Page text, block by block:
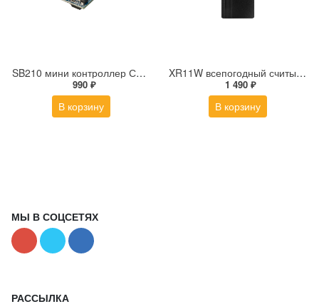
SB210 мини контроллер СКУД с поддержкой внешних считывателей
990 ₽
В корзину
XR11W всепогодный считыватель EM-Marin|Mifare
1 490 ₽
В корзину
МЫ В СОЦСЕТЯХ
РАССЫЛКА